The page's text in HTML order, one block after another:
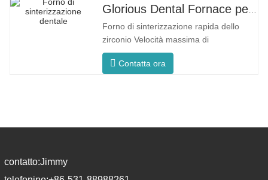
velocità di riscaldamento massima di
circonferenziale a 360° garantisce una
temperatura uniforme
Forno di sinterizzazione rapida dello
zirconio Velocità massima di
riscaldamento 200°C/min F5 Pro
Processo innovativo Temperatura
Contatta ora
contatto:Jimmy